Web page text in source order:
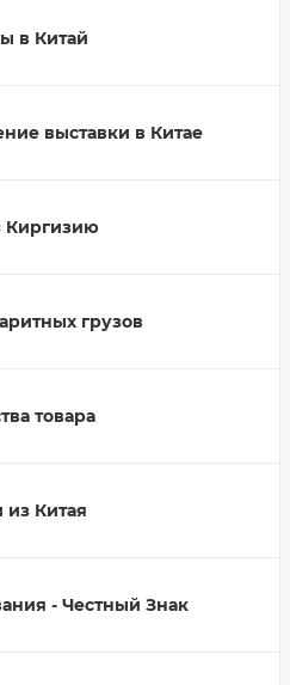
в Китай
выставки в Китае
Киргизию
грузов
товара
Китая
- Честный Знак